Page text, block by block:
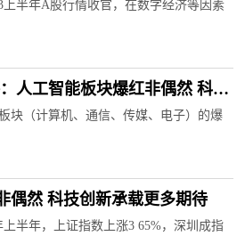
上半年A股行情收官，在数字经济等因素
人工智能板块爆红非偶然 科技
块（计算机、通信、传媒、电子）的爆
偶然 科技创新承载更多期待
半年，上证指数上涨3 65%，深圳成指